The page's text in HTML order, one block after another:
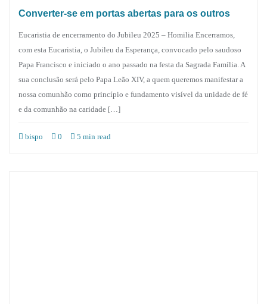
Converter-se em portas abertas para os outros
Eucaristia de encerramento do Jubileu 2025 – Homilia Encerramos,
com esta Eucaristia, o Jubileu da Esperança, convocado pelo saudoso
Papa Francisco e iniciado o ano passado na festa da Sagrada Família. A
sua conclusão será pelo Papa Leão XIV, a quem queremos manifestar a
nossa comunhão como princípio e fundamento visível da unidade de fé
e da comunhão na caridade […]
bispo 0 5 min read